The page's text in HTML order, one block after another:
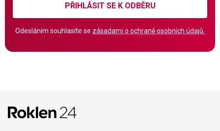
PŘIHLÁSIT SE K ODBĚRU
Odesláním souhlasíte se zásadami o ochraně osobních údajů.